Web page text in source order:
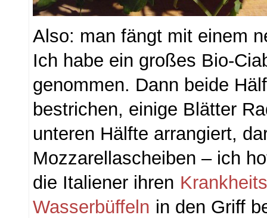
Also: man fängt mit einem
Ich habe ein großes Bio-
genommen. Dann beide
bestrichen, einige Blätter
unteren Hälfte arrangiert,
Mozzarellascheiben – ich
die Italiener ihren
Wasserbüffeln in den Griff